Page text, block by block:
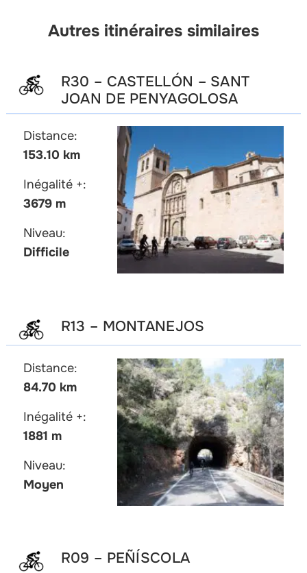
Autres itinéraires similaires
R30 – CASTELLÓN – SANT
JOAN DE PENYAGOLOSA
Distance:
153.10 km
Inégalité +:
3679 m
Niveau:
Difficile
R13 – MONTANEJOS
Distance:
84.70 km
Inégalité +:
1881 m
Niveau:
Moyen
R09 – PEÑÍSCOLA